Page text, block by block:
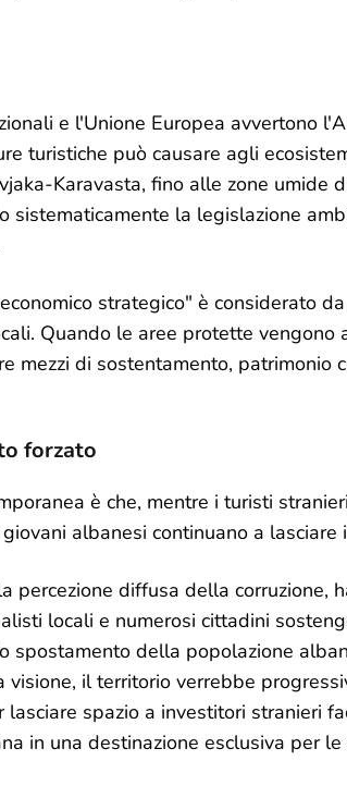
e l'Unione Europea avvertono
turistiche può causare agli
Karavasta, fino alle zone umide
sistematicamente la legislazione
strategico" è considerato
Quando le aree protette vengono
mezzi di sostentamento, patrimonio
forzato
è che, mentre i turisti
albanesi continuano a lasciare
percezione diffusa della corruzione,
locali e numerosi cittadini
spostamento della popolazione
il territorio verrebbe
spazio a investitori stranieri
in una destinazione esclusiva per